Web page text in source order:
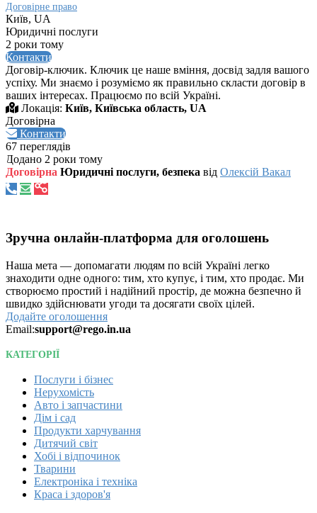
Договірне право
Київ, UA
Юридичні послуги
2 роки тому
Контакти
Договір-ключик. Ключик це наше вміння, досвід задля вашого
успіху. Ми знаємо і розуміємо як правильно скласти договір в
ваших інтересах. Працюємо по всій Україні.
Локація: Київ, Київська область, UA
Договірна
Контакти
67 переглядів
Додано 2 роки тому
Договірна Юридичні послуги, безпека від Олексій Вакал
Зручна онлайн-платформа для оголошень
Наша мета — допомагати людям по всій Україні легко
знаходити одне одного: тим, хто купує, і тим, хто продає. Ми
створюємо простий і надійний простір, де можна безпечно й
швидко здійснювати угоди та досягати своїх цілей.
Додайте оголошення
Email:support@rego.in.ua
КАТЕГОРІЇ
Послуги і бізнес
Нерухомість
Авто і запчастини
Дім і сад
Продукти харчування
Дитячий світ
Хобі і відпочинок
Тварини
Електроніка і техніка
Краса і здоров'я